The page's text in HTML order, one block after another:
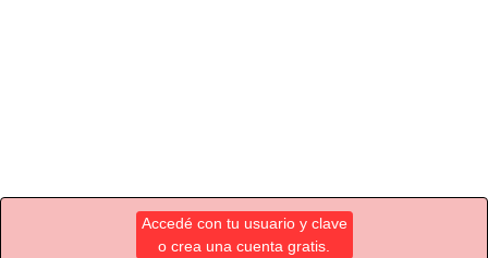
Accedé con tu usuario y clave
o crea una cuenta gratis.